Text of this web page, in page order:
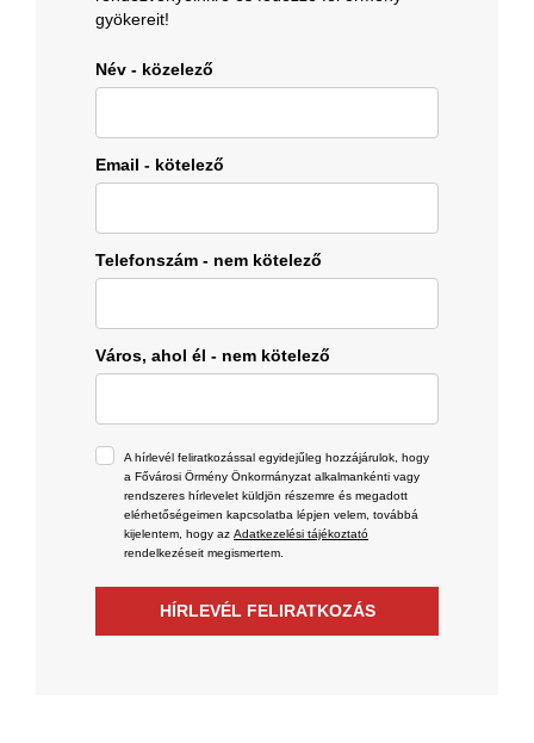
gyökereit!
Név - közelező
Email - kötelező
Telefonszám - nem kötelező
Város, ahol él - nem kötelező
A hírlevél feliratkozással egyidejűleg hozzájárulok, hogy
a Fővárosi Örmény Önkormányzat alkalmankénti vagy
rendszeres hírlevelet küldjön részemre és megadott
elérhetőségeimen kapcsolatba lépjen velem, továbbá
kijelentem, hogy az Adatkezelési tájékoztató
rendelkezéseit megismertem.
HÍRLEVÉL FELIRATKOZÁS